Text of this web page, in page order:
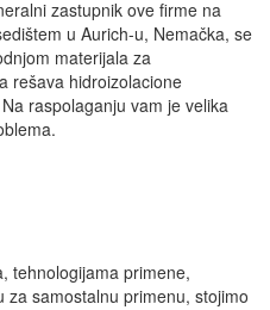
zastupnik ove firme na
u Aurich-u, Nemačka, se
materijala za
rešava hidroizolacione
raspolaganju vam je velika
tehnologijama primene,
za samostalnu primenu, stojimo